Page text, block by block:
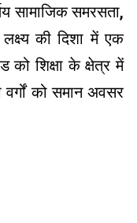
सामाजिक समरसता,
की दिशा में एक
को शिक्षा के क्षेत्र में
को समान अवसर